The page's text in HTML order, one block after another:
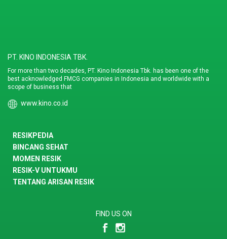
PT. KINO INDONESIA TBK.
For more than two decades, PT. Kino Indonesia Tbk. has been one of the
best acknowledged FMCG companies in Indonesia and worldwide with a
scope of business that
www.kino.co.id
RESIKPEDIA
BINCANG SEHAT
MOMEN RESIK
RESIK-V UNTUKMU
TENTANG ARISAN RESIK
FIND US ON